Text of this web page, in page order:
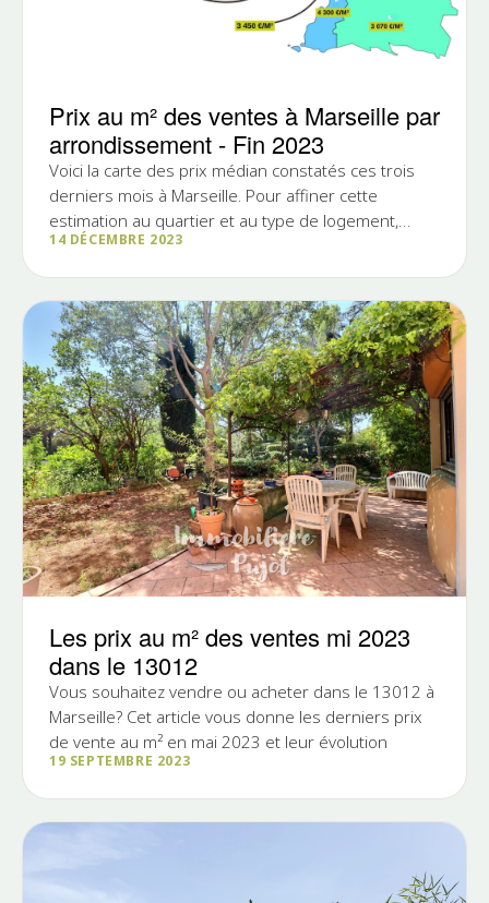
Prix au m² des ventes à Marseille par
arrondissement - Fin 2023
Voici la carte des prix médian constatés ces trois
derniers mois à Marseille. Pour affiner cette
estimation au quartier et au type de logement,
n'hésitez pas à contacter l'équipe commerciale de
14 DÉCEMBRE 2023
Les prix au m² des ventes mi 2023
dans le 13012
Vous souhaitez vendre ou acheter dans le 13012 à
Marseille? Cet article vous donne les derniers prix
de vente au m² en mai 2023 et leur évolution
19 SEPTEMBRE 2023